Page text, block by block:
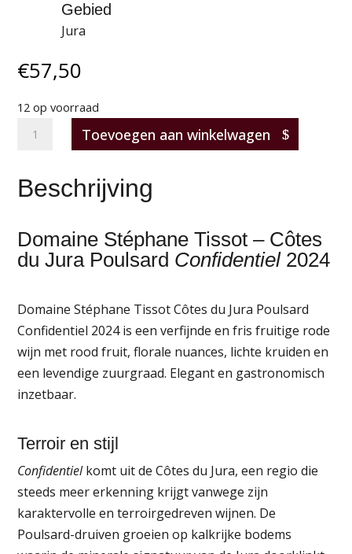
Gebied
Jura
€57,50
12 op voorraad
Domaine
Stéphane
–
du
Jura
2024
aantal
Toevoegen aan winkelwagen
Beschrijving
Domaine Stéphane Tissot – Côtes
du Jura Poulsard Confidentiel2024
Domaine Stéphane Tissot Côtes du Jura Poulsard
Confidentiel 2024 is een verfijnde en fris fruitige rode
wijn met rood fruit, florale nuances, lichte kruiden en
een levendige zuurgraad. Elegant en gastronomisch
inzetbaar.
Terroir en stijl
Confidentielkomt uit de Côtes du Jura, een regio die
steeds meer erkenning krijgt vanwege zijn
karaktervolle en terroirgedreven wijnen. De
Poulsard-druiven groeien op kalkrijke bodems